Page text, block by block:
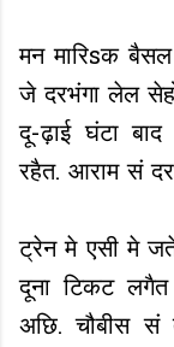
मन मारिsक
जे दरभंगा लेल
दू-ढ़ाई घंटा बाद
रहैत. आराम सं
ट्रेन मे एसी मे
दूना टिकट
अछि. चौबीस